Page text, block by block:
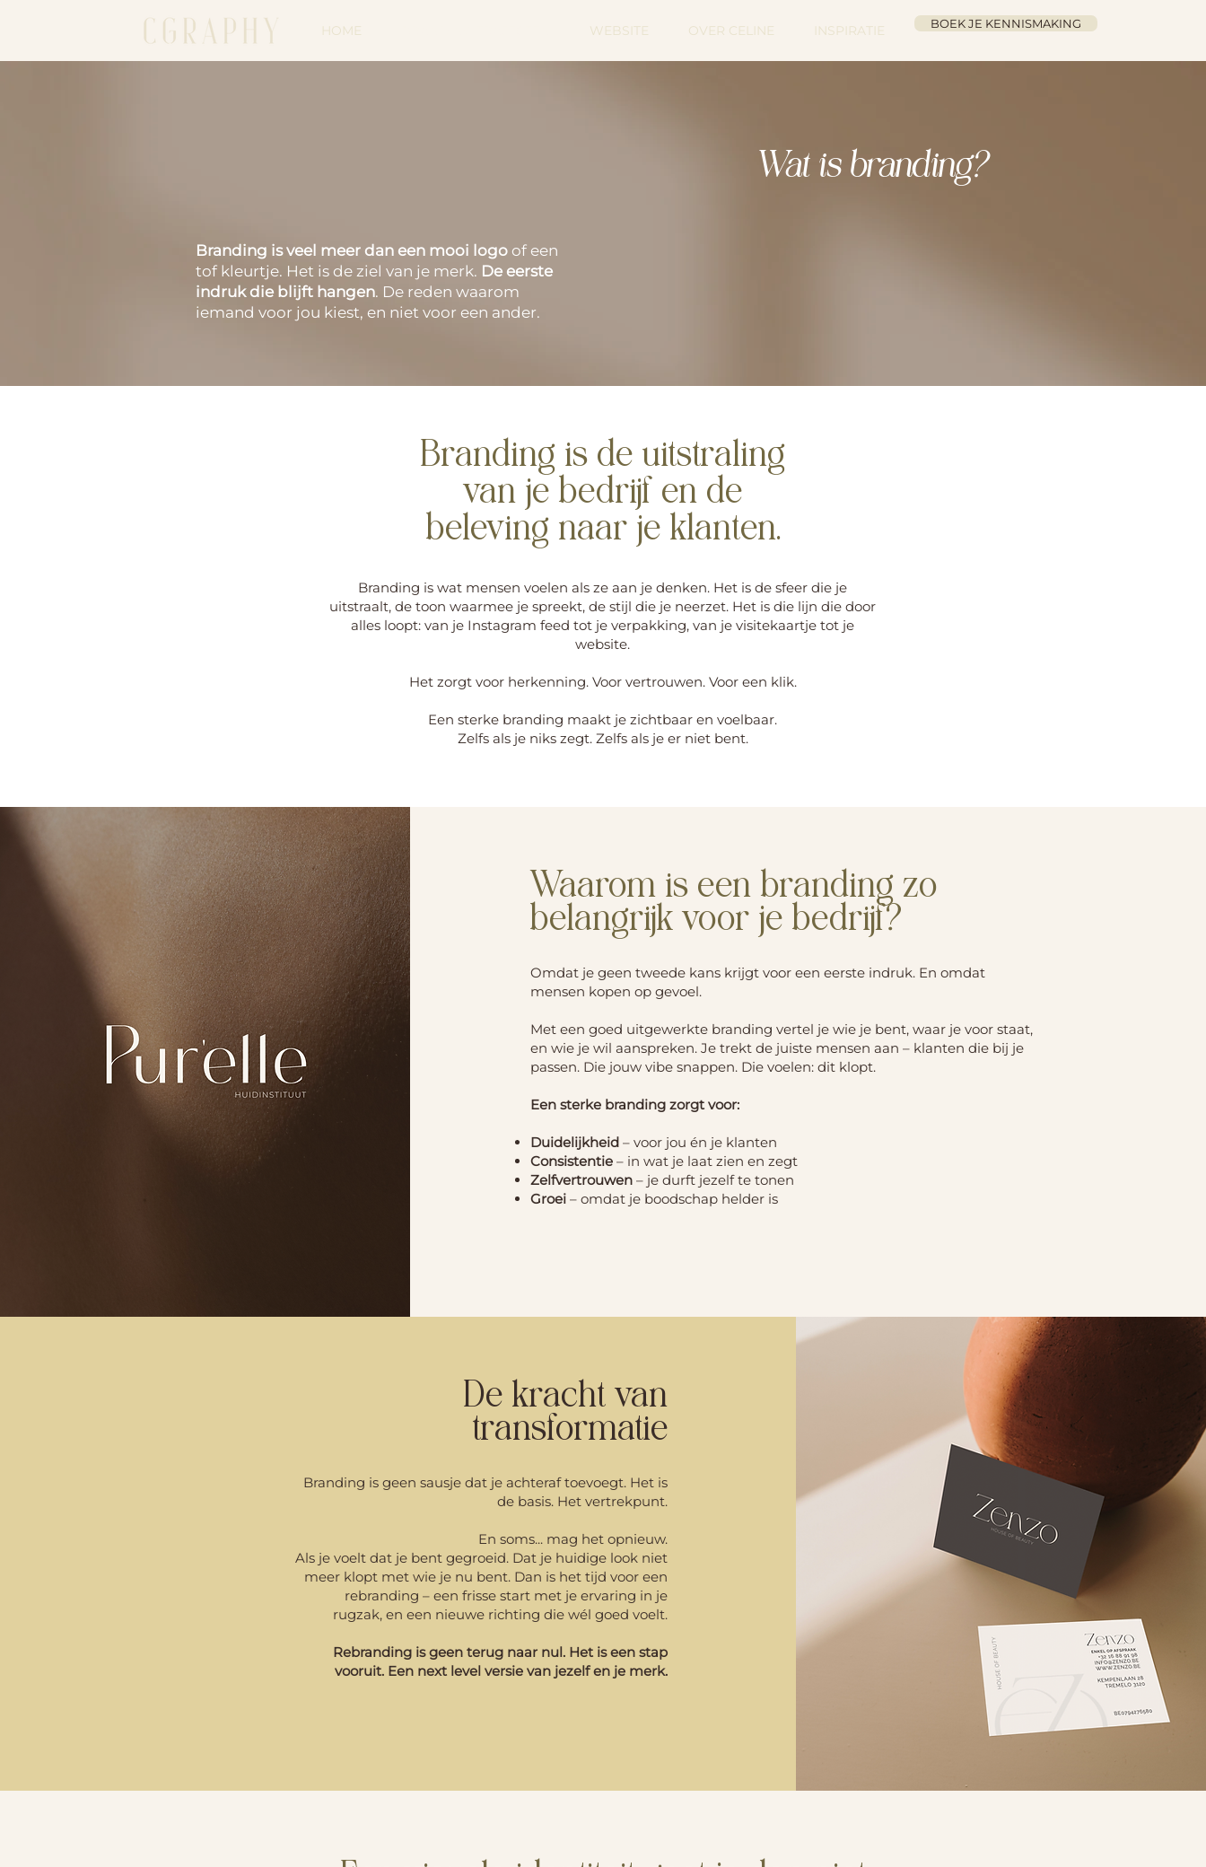
HOME WEBSITE OVER CELINE INSPIRATIE BOEK JE KENNISMAKING
Wat is branding?
Branding is veel meer dan een mooi logo of een
tof kleurtje. Het is de ziel van je merk. De eerste
indruk die blijft hangen. De reden waarom
iemand voor jou kiest, en niet voor een ander.
Branding is de uitstraling
van je bedrijf en de
beleving naar je klanten.
Branding is wat mensen voelen als ze aan je denken. Het is de sfeer die je
uitstraalt, de toon waarmee je spreekt, de stijl die je neerzet. Het is die lijn die door
alles loopt: van je Instagram feed tot je verpakking, van je visitekaartje tot je
website.
Het zorgt voor herkenning. Voor vertrouwen. Voor een klik.
Een sterke branding maakt je zichtbaar en voelbaar.
Zelfs als je niks zegt. Zelfs als je er niet bent.
Waarom is een branding zo
belangrijk voor je bedrijf?
Omdat je geen tweede kans krijgt voor een eerste indruk. En omdat
mensen kopen op gevoel.
Met een goed uitgewerkte branding vertel je wie je bent, waar je voor staat,
en wie je wil aanspreken. Je trekt de juiste mensen aan – klanten die bij je
passen. Die jouw vibe snappen. Die voelen: dit klopt.
Een sterke branding zorgt voor:
Duidelijkheid– voor jou én je klanten
Consistentie– in wat je laat zien en zegt
Zelfvertrouwen– je durft jezelf te tonen
Groei – omdat je boodschap helder is
De kracht van
transformatie
Branding is geen sausje dat je achteraf toevoegt. Het is
de basis. Het vertrekpunt.
En soms... mag het opnieuw.
Als je voelt dat je bent gegroeid. Dat je huidige look niet
meer klopt met wie je nu bent. Dan is het tijd voor een
rebranding – een frisse start met je ervaring in je
rugzak, en een nieuwe richting die wél goed voelt.
Rebranding is geen terug naar nul. Het is een stap
vooruit. Een next level versie van jezelf en je merk.